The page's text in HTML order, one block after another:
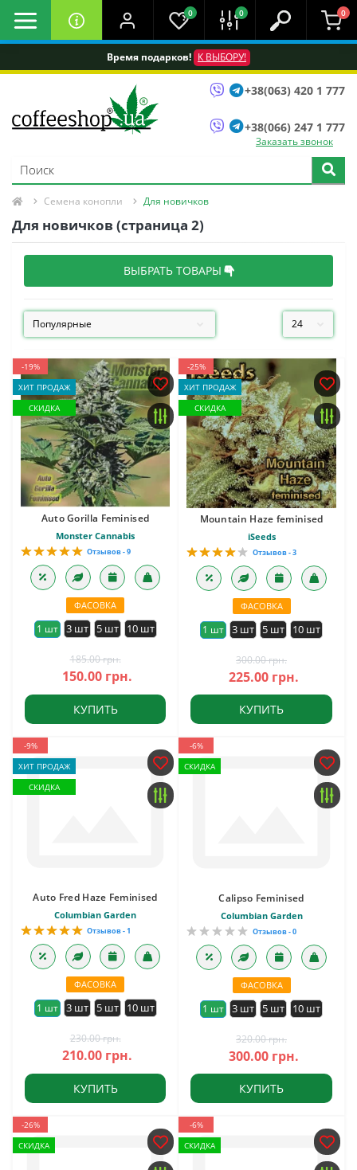
Время подарков! К ВЫБОРУ!
0 0 0
+38(063) 420 1 777
+38(066) 247 1 777
Заказать звонок
Семена конопли Для новичков
Для новичков (страница 2)
ВЫБРАТЬ ТОВАРЫ
-19%
ХИТ ПРОДАЖ
СКИДКА
Auto Gorilla Feminised
Monster Cannabis
Отзывов - 9
ФАСОВКА
1 шт 3 шт 5 шт 10 шт
185.00 грн.
150.00 грн.
КУПИТЬ
-25%
ХИТ ПРОДАЖ
СКИДКА
Mountain Haze feminised
iSeeds
Отзывов - 3
ФАСОВКА
1 шт 3 шт 5 шт 10 шт
300.00 грн.
225.00 грн.
КУПИТЬ
-9%
ХИТ ПРОДАЖ
СКИДКА
Auto Fred Haze Feminised
Columbian Garden
Отзывов - 1
ФАСОВКА
1 шт 3 шт 5 шт 10 шт
230.00 грн.
210.00 грн.
КУПИТЬ
-6%
СКИДКА
Calipso Feminised
Columbian Garden
Отзывов - 0
ФАСОВКА
1 шт 3 шт 5 шт 10 шт
320.00 грн.
300.00 грн.
КУПИТЬ
-26%
СКИДКА
-6%
СКИДКА